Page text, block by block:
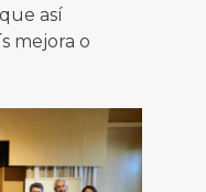
así
mejora o